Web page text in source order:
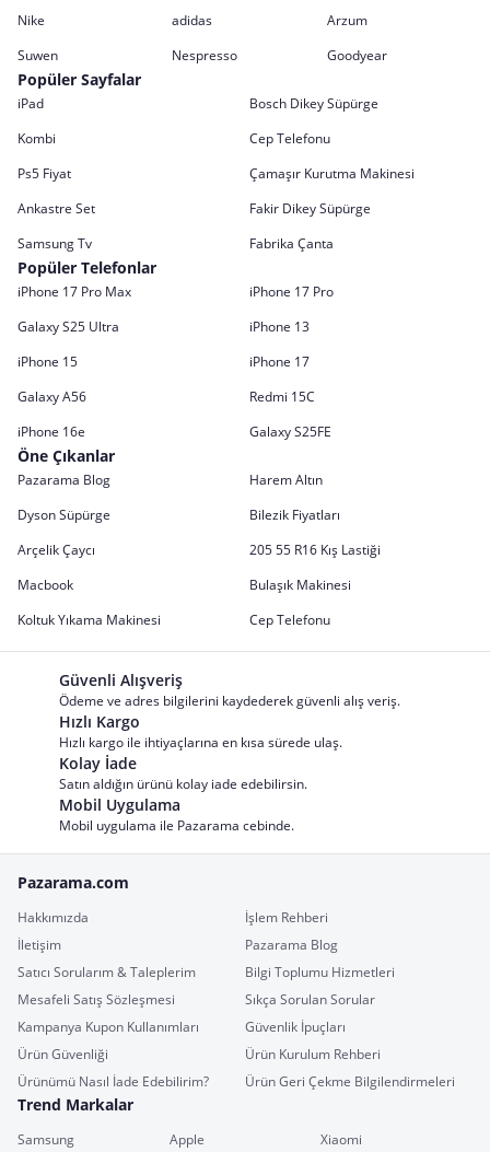
Nike adidas
Arzum
Suwen
Nespresso Goodyear
Popüler Sayfalar
iPad
Bosch Dikey Süpürge
Kombi
Cep Telefonu
Ps5 Fiyat
Çamaşır Kurutma Makinesi
Ankastre Set
Fakir Dikey Süpürge
Samsung Tv
Fabrika Çanta
Popüler Telefonlar
iPhone 17 Pro Max
iPhone 17 Pro
Galaxy S25 Ultra
iPhone 13
iPhone 15
iPhone 17
Galaxy A56
Redmi 15C
iPhone 16e
Galaxy S25FE
Öne Çıkanlar
Pazarama Blog
Harem Altın
Dyson Süpürge
Bilezik Fiyatları
Arçelik Çaycı
205 55 R16 Kış Lastiği
Macbook
Bulaşık Makinesi
Koltuk Yıkama Makinesi
Cep Telefonu
Güvenli Alışveriş
Ödeme ve adres bilgilerini kaydederek güvenli alış veriş.
Hızlı Kargo
Hızlı kargo ile ihtiyaçlarına en kısa sürede ulaş.
Kolay İade
Satın aldığın ürünü kolay iade edebilirsin.
Mobil Uygulama
Mobil uygulama ile Pazarama cebinde.
Pazarama.com
Hakkımızda
İşlem Rehberi
İletişim
Pazarama Blog
Satıcı Sorularım & Taleplerim
Bilgi Toplumu Hizmetleri
Mesafeli Satış Sözleşmesi
Sıkça Sorulan Sorular
Kampanya Kupon Kullanımları
Güvenlik İpuçları
Ürün Güvenliği
Ürün Kurulum Rehberi
Ürünümü Nasıl İade Edebilirim?
Ürün Geri Çekme Bilgilendirmeleri
Trend Markalar
Samsung Apple
Xiaomi